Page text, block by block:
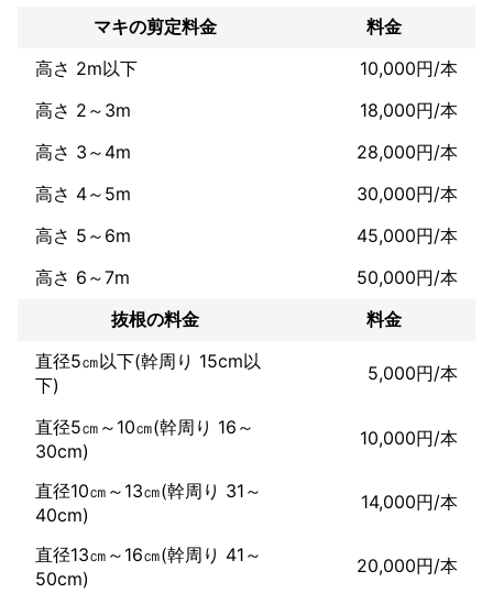
マキの剪定料金
料金
高さ 2m以下
10,000円/本
高さ 2～3m
18,000円/本
高さ 3～4m
28,000円/本
高さ 4～5m
30,000円/本
高さ 5～6m
45,000円/本
高さ 6～7m
50,000円/本
抜根の料金
料金
直径5㎝以下(幹周り 15cm以
下)
5,000円/本
直径5㎝～10㎝(幹周り 16～
30cm)
10,000円/本
直径10㎝～13㎝(幹周り 31～
40cm)
14,000円/本
直径13㎝～16㎝(幹周り 41～
50cm)
20,000円/本